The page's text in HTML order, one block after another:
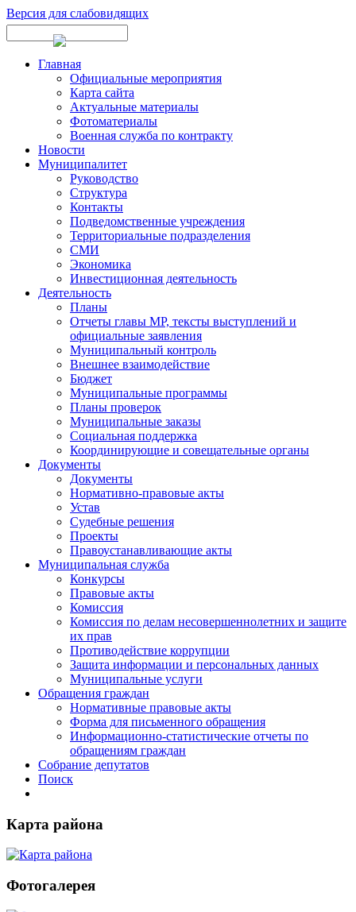
Версия для слабовидящих
Главная
Официальные мероприятия
Карта сайта
Актуальные материалы
Фотоматериалы
Военная служба по контракту
Новости
Муниципалитет
Руководство
Структура
Контакты
Подведомственные учреждения
Территориальные подразделения
СМИ
Экономика
Инвестиционная деятельность
Деятельность
Планы
Отчеты главы МР, тексты выступлений и
официальные заявления
Муниципальный контроль
Внешнее взаимодействие
Бюджет
Муниципальные программы
Планы проверок
Муниципальные заказы
Социальная поддержка
Координирующие и совещательные органы
Документы
Документы
Нормативно-правовые акты
Устав
Судебные решения
Проекты
Правоустанавливающие акты
Муниципальная служба
Конкурсы
Правовые акты
Комиссия
Комиссия по делам несовершеннолетних и защите
их прав
Противодействие коррупции
Защита информации и персональных данных
Муниципальные услуги
Обращения граждан
Нормативные правовые акты
Форма для письменного обращения
Информационно-статистические отчеты по
обращениям граждан
Собрание депутатов
Поиск
Карта района
Фотогалерея